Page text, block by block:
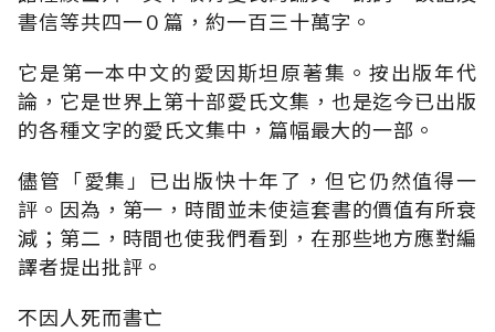
書信等共四一０篇，約一百三十萬字。
它是第一本中文的愛因斯坦原著集。按出版年代
論，它是世界上第十部愛氏文集，也是迄今已出版
的各種文字的愛氏文集中，篇幅最大的一部。
儘管「愛集」已出版快十年了，但它仍然值得一
評。因為，第一，時間並未使這套書的價值有所衰
減；第二，時間也使我們看到，在那些地方應對編
譯者提出批評。
不因人死而書亡